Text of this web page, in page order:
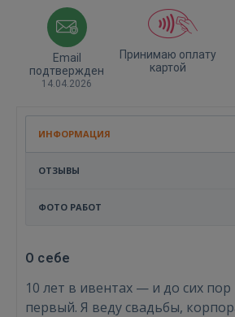
Email
подтвержден
14.04.2026
Принимаю оплату
картой
ИНФОРМАЦИЯ
ОТЗЫВЫ
ФОТО РАБОТ
О себе
10 лет в ивентах — и до сих
первый. Я веду свадьбы,